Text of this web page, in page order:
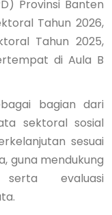
Provinsi Banten
Tahun 2026,
Tahun 2025,
di Aula B
bagian dari
sektoral sosial
sesuai
guna mendukung
serta evaluasi